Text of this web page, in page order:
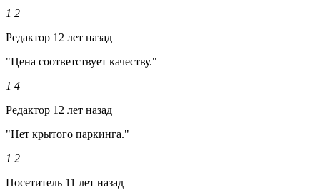
1 2
Редактор 12 лет назад
"Цена соответствует качеству."
1 4
Редактор 12 лет назад
"Нет крытого паркинга."
1 2
Посетитель 11 лет назад